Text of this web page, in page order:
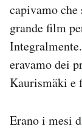
capivamo
grande film
eravamo dei
Kaurismäki e
Erano i mesi